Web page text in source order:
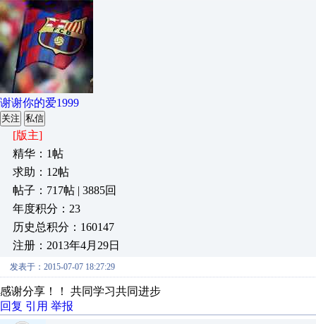
谢谢你的爱1999
关注 私信
[版主]
精华：1帖
求助：12帖
帖子：717帖 | 3885回
年度积分：23
历史总积分：160147
注册：2013年4月29日
发表于：2015-07-07 18:27:29
感谢分享！！ 共同学习共同进步
回复 引用 举报